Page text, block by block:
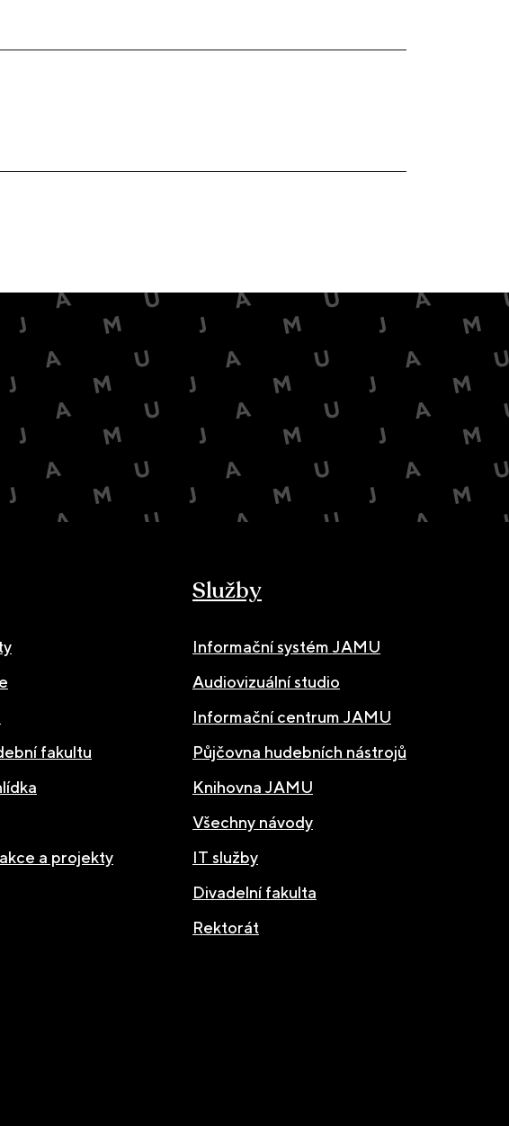
fakultu
a projekty
Služby
Informační systém JAMU
Audiovizuální studio
Informační centrum JAMU
Půjčovna hudebních nástrojů
Knihovna JAMU
Všechny návody
IT služby
Divadelní fakulta
Rektorát